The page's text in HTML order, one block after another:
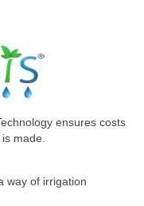
ensures costs
made.
way of irrigation